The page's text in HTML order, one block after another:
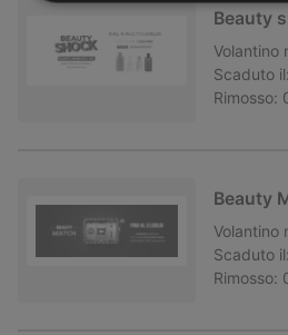
Beauty
Volantino
Scaduto il:
Rimosso:
Beauty
Volantino
Scaduto il:
Rimosso: